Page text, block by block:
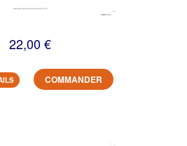
22,00 €
COMMANDER